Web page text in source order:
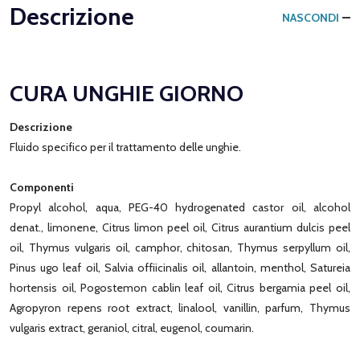
Descrizione NASCONDI
CURA UNGHIE GIORNO
Descrizione
Fluido specifico per il trattamento delle unghie.
Componenti
Propyl alcohol, aqua, PEG-40 hydrogenated castor oil, alcohol
denat., limonene, Citrus limon peel oil, Citrus aurantium dulcis peel
oil, Thymus vulgaris oil, camphor, chitosan, Thymus serpyllum oil,
Pinus ugo leaf oil, Salvia offiicinalis oil, allantoin, menthol, Satureia
hortensis oil, Pogostemon cablin leaf oil, Citrus bergamia peel oil,
Agropyron repens root extract, linalool, vanillin, parfum, Thymus
vulgaris extract, geraniol, citral, eugenol, coumarin.